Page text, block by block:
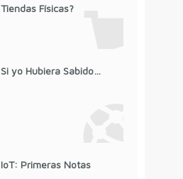
Tiendas Físicas?
Si yo Hubiera Sabido…
IoT: Primeras Notas